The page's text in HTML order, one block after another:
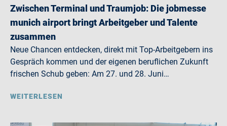
Zwischen Terminal und Traumjob: Die jobmesse
munich airport bringt Arbeitgeber und Talente
zusammen
Neue Chancen entdecken, direkt mit Top-Arbeitgebern ins
Gespräch kommen und der eigenen beruflichen Zukunft
frischen Schub geben: Am 27. und 28. Juni…
WEITERLESEN